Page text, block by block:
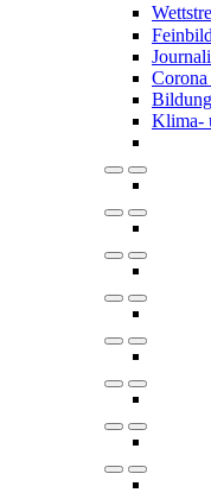
Corona
Bildung
Klima-